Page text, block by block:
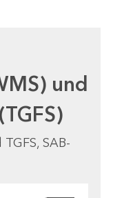
und
SAB-